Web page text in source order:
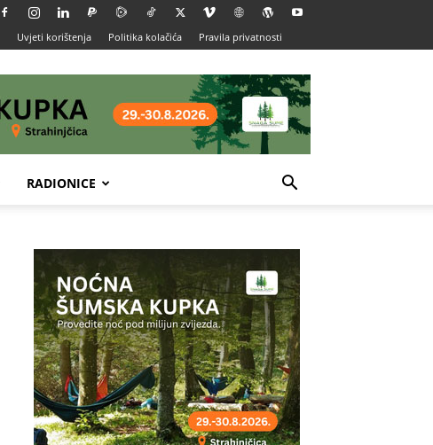
Uvjeti korištenja Politika kolačića Pravila privatnosti
RADIONICE